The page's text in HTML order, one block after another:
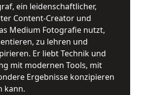
ein leidenschaftlicher,
Content-Creator und
Medium Fotografie nutzt,
zu lehren und
Er liebt Technik und
mit modernen Tools, mit
Ergebnisse konzipieren
kann.